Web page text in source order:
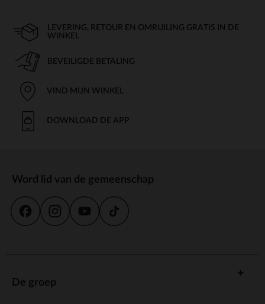
LEVERING, RETOUR EN OMRUILING GRATIS IN DE
WINKEL
BEVEILIGDE BETALING
VIND MIJN WINKEL
DOWNLOAD DE APP
Word lid van de gemeenschap
De groep